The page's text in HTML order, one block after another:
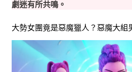
劇迷有所共鳴。
大勢女團竟是惡魔獵人？惡魔大組